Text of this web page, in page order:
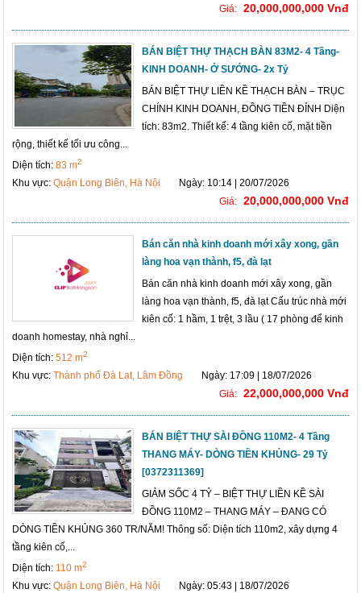
Giá: 20,000,000,000 Vnđ
BÁN BIỆT THỰ THẠCH BÀN 83M2- 4 Tầng-
KINH DOANH- Ở SƯỚNG- 2x Tỷ
BÁN BIỆT THỰ LIỀN KỀ THẠCH BÀN – TRỤC
CHÍNH KINH DOANH, ĐỒNG TIỀN ĐỈNH Diện
tích: 83m2. Thiết kế: 4 tầng kiên cố, mặt tiền
rộng, thiết kế tối ưu công...
Diện tích:83 m2
Khu vực:Quận Long Biên, Hà Nội
Ngày: 10:14 | 20/07/2026
Giá: 20,000,000,000 Vnđ
Bán căn nhà kinh doanh mới xây xong, gần
làng hoa vạn thành, f5, đà lạt
Bán căn nhà kinh doanh mới xây xong, gần
làng hoa vạn thành, f5, đà lạt Cấu trúc nhà mới
kiên cố: 1 hầm, 1 trệt, 3 lầu ( 17 phòng để kinh
doanh homestay, nhà nghỉ...
Diện tích:512 m2
Khu vực:Thành phố Đà Lạt, Lâm Đồng
Ngày: 17:09 | 18/07/2026
Giá: 22,000,000,000 Vnđ
BÁN BIỆT THỰ SÀI ĐỒNG 110M2- 4 Tầng
THANG MÁY- DÒNG TIỀN KHỦNG- 29 Tỷ
[0372311369]
GIẢM SỐC 4 TỶ – BIỆT THỰ LIỀN KỀ SÀI
ĐỒNG 110M2 – THANG MÁY – ĐANG CÓ
DÒNG TIỀN KHỦNG 360 TR/NĂM! Thông số: Diện tích 110m2, xây dựng 4
tầng kiên cố,...
Diện tích: 110 m2
Khu vực:Quận Long Biên, Hà Nội
Ngày: 05:43 | 18/07/2026